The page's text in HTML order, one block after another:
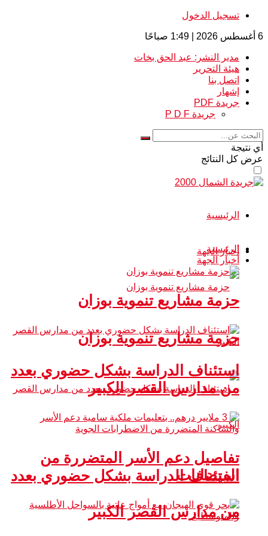
تسجيل الدخول
6 أغسطس 2026 | 1:49 صباحًا
مدير النشر: عبد الحق بخات
هيئة التحرير
اتصل بنا
إشهار
جريدة PDF
جريدة P D F
أي نتيجة
عرض كل النتائج
الرئيسية
أخبار الجهة
حزمة مشاريع تنموية بوزان
استئناف الدراسة بشكل حضوري بعدد
من مدارس القصر الكبير
الرئيسية
أخبار الجهة
حزمة مشاريع تنموية بوزان
استئناف الدراسة بشكل حضوري بعدد
من مدارس القصر الكبير
تفاصيل دعم الأسر المتضررة من
الفيضانات